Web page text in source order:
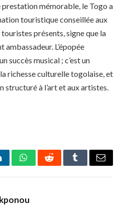
prestation mémorable, le Togo a
touristique conseillée aux
présents, signe que la
L’épopée
succès musical ; c’est un
richesse culturelle togolaise, et
structuré à l’art et aux artistes.
WhatsAppRedditTumblrEmail